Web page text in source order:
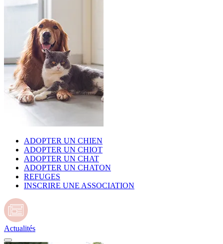
ADOPTER UN CHIEN
ADOPTER UN CHIOT
ADOPTER UN CHAT
ADOPTER UN CHATON
REFUGES
INSCRIRE UNE ASSOCIATION
Actualités